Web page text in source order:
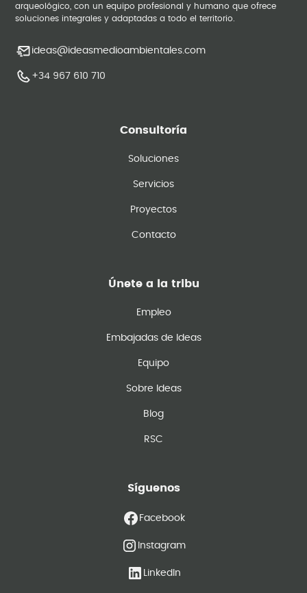
arqueológico, con un equipo profesional y humano que ofrece
soluciones integrales y adaptadas a todo el territorio.
ideas@ideasmedioambientales.com
+34 967 610 710
Consultoría
Soluciones
Servicios
Proyectos
Contacto
Únete a la tribu
Empleo
Embajadas de Ideas
Equipo
Sobre Ideas
Blog
RSC
Síguenos
Facebook
Instagram
LinkedIn